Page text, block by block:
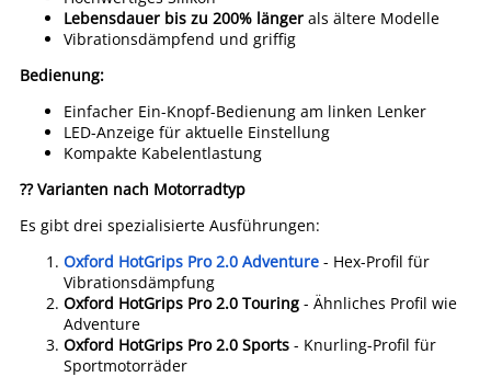
Lebensdauer bis zu 200% länger als ältere Modelle
Vibrationsdämpfend und griffig
Bedienung:
Einfacher Ein-Knopf-Bedienung am linken Lenker
LED-Anzeige für aktuelle Einstellung
Kompakte Kabelentlastung
?? Varianten nach Motorradtyp
Es gibt drei spezialisierte Ausführungen:
Oxford HotGrips Pro 2.0 Adventure - Hex-Profil für
Vibrationsdämpfung
Oxford HotGrips Pro 2.0 Touring - Ähnliches Profil wie
Adventure
Oxford HotGrips Pro 2.0 Sports - Knurling-Profil für
Sportmotorräder